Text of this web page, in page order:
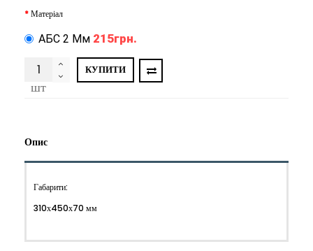
Матеріал
АБС 2 Мм 215грн.
шт
КУПИТИ
Опис
Габарити:
310х450х70 мм